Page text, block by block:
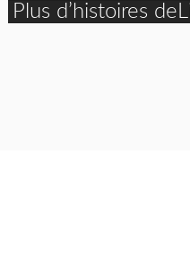
Plus d’histoires